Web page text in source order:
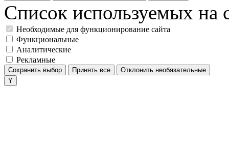
Список используемых на
Необходимые для функционирование сайта
Функциональные
Аналитические
Рекламные
Сохранить выбор Принять все Отклонить необязательные